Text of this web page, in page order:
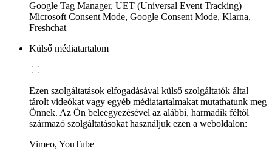
Google Tag Manager, UET (Universal Event Tracking)
Microsoft Consent Mode, Google Consent Mode, Klarna,
Freshchat
Külső médiatartalom
Ezen szolgáltatások elfogadásával külső szolgáltatók által
tárolt videókat vagy egyéb médiatartalmakat mutathatunk meg
Önnek. Az Ön beleegyezésével az alábbi, harmadik féltől
származó szolgáltatásokat használjuk ezen a weboldalon:
Vimeo, YouTube